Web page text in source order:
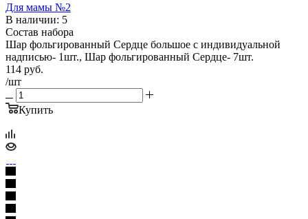
Для мамы №2
В наличии: 5
Состав набора
Шар фольгированный Сердце большое с индивидуальной
надписью- 1шт., Шар фольгированный Сердце- 7шт.
114 руб.
/шт
Купить